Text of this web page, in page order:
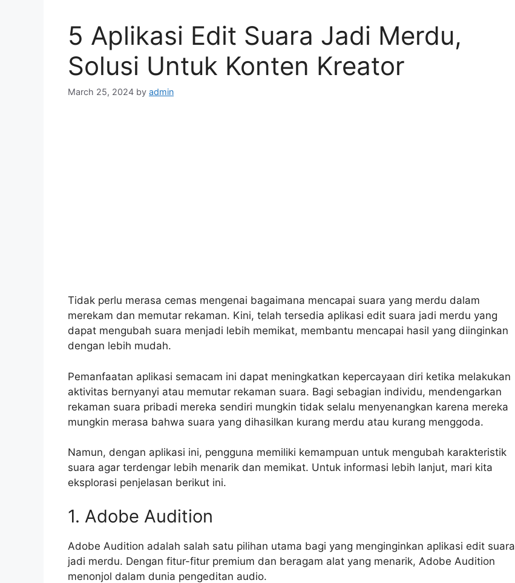
5 Aplikasi Edit Suara Jadi Merdu,
Solusi Untuk Konten Kreator
March 25, 2024 by admin
Tidak perlu merasa cemas mengenai bagaimana mencapai suara yang merdu dalam
merekam dan memutar rekaman. Kini, telah tersedia aplikasi edit suara jadi merdu yang
dapat mengubah suara menjadi lebih memikat, membantu mencapai hasil yang diinginkan
dengan lebih mudah.
Pemanfaatan aplikasi semacam ini dapat meningkatkan kepercayaan diri ketika melakukan
aktivitas bernyanyi atau memutar rekaman suara. Bagi sebagian individu, mendengarkan
rekaman suara pribadi mereka sendiri mungkin tidak selalu menyenangkan karena mereka
mungkin merasa bahwa suara yang dihasilkan kurang merdu atau kurang menggoda.
Namun, dengan aplikasi ini, pengguna memiliki kemampuan untuk mengubah karakteristik
suara agar terdengar lebih menarik dan memikat. Untuk informasi lebih lanjut, mari kita
eksplorasi penjelasan berikut ini.
1. Adobe Audition
Adobe Audition adalah salah satu pilihan utama bagi yang menginginkan aplikasi edit suara
jadi merdu. Dengan fitur-fitur premium dan beragam alat yang menarik, Adobe Audition
menonjol dalam dunia pengeditan audio.